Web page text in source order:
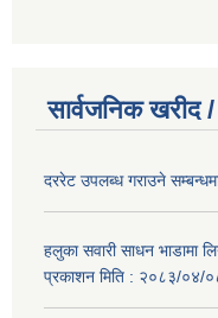
सार्वजनिक खरीद
दररेट उपलब्ध गराउने
हलुका सवारी साधन भाडामा
प्रकाशन मिति : २०८३/०४/